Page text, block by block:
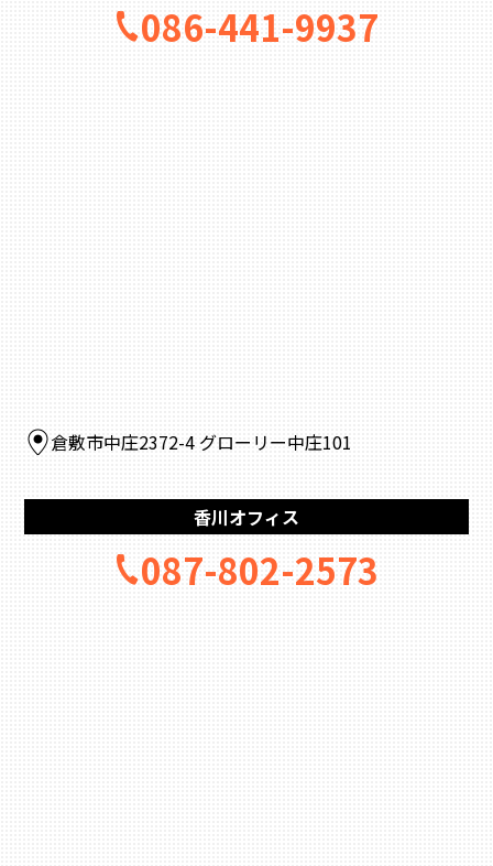
086-441-9937
倉敷市中庄2372-4 グローリー中庄101
香川オフィス
087-802-2573